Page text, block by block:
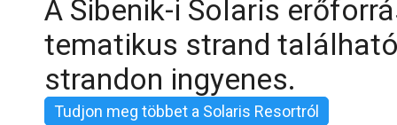
A Sibenik-i Solaris
tematikus strand
strandon ingyenes.
Tudjon meg többet a Solaris Resortról